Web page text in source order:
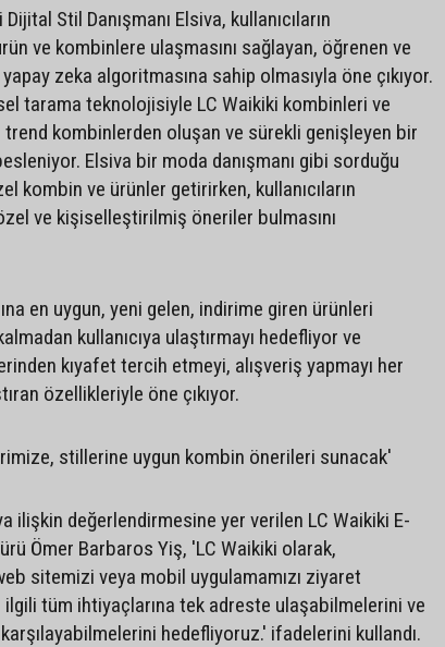
Stil Danışmanı Elsiva, kullanıcıların
ve kombinlere ulaşmasını sağlayan, öğrenen ve
zeka algoritmasına sahip olmasıyla öne çıkıyor.
tarama teknolojisiyle LC Waikiki kombinleri ve
kombinlerden oluşan ve sürekli genişleyen bir
Elsiva bir moda danışmanı gibi sorduğu
kombin ve ürünler getirirken, kullanıcıların
ve kişiselleştirilmiş öneriler bulmasını
en uygun, yeni gelen, indirime giren ürünleri
kullanıcıya ulaştırmayı hedefliyor ve
kıyafet tercih etmeyi, alışveriş yapmayı her
özellikleriyle öne çıkıyor.
stillerine uygun kombin önerileri sunacak'
ilişkin değerlendirmesine yer verilen LC Waikiki E-
Ömer Barbaros Yiş, 'LC Waikiki olarak,
sitemizi veya mobil uygulamamızı ziyaret
tüm ihtiyaçlarına tek adreste ulaşabilmelerini ve
hedefliyoruz.' ifadelerini kullandı.